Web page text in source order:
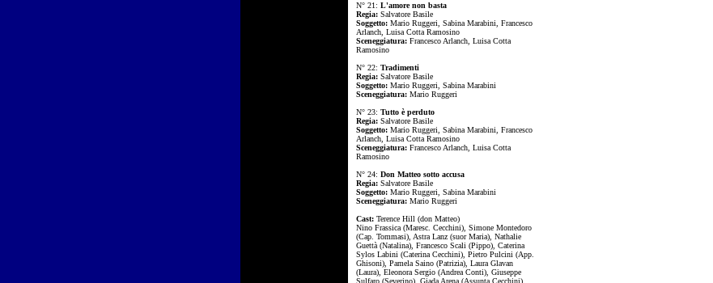
N° 21: L'amore non basta
Regia: Salvatore Basile
Soggetto: Mario Ruggeri, Sabina Marabini, Francesco
Arlanch, Luisa Cotta Ramosino
Sceneggiatura: Francesco Arlanch, Luisa Cotta
Ramosino
N° 22: Tradimenti
Regia: Salvatore Basile
Soggetto: Mario Ruggeri, Sabina Marabini
Sceneggiatura: Mario Ruggeri
N° 23: Tutto è perduto
Regia: Salvatore Basile
Soggetto: Mario Ruggeri, Sabina Marabini, Francesco
Arlanch, Luisa Cotta Ramosino
Sceneggiatura: Francesco Arlanch, Luisa Cotta
Ramosino
N° 24: Don Matteo sotto accusa
Regia: Salvatore Basile
Soggetto: Mario Ruggeri, Sabina Marabini
Sceneggiatura: Mario Ruggeri
Cast: Terence Hill (don Matteo)
Nino Frassica (Maresc. Cecchini), Simone Montedoro
(Cap. Tommasi), Astra Lanz (suor Maria), Nathalie
Guettà (Natalina), Francesco Scali (Pippo), Caterina
Sylos Labini (Caterina Cecchini), Pietro Pulcini (App.
Ghisoni), Pamela Saino (Patrizia), Laura Glavan
(Laura), Eleonora Sergio (Andrea Conti), Giuseppe
Sulfaro (Severino), Giada Arena (Assunta Cecchini),